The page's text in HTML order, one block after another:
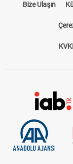
Bize Ulaşın